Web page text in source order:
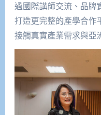
過國際講師交流、品牌
打造更完整的產學合作
接觸真實產業需求與亞